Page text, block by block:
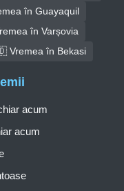
în Guayaquil
în Varșovia
Vremea în Bekasi
acum
acum